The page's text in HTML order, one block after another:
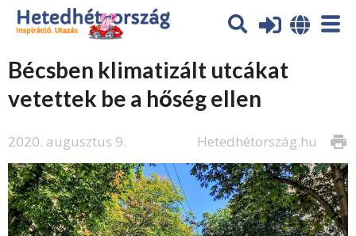
Bécsben klimatizált utcákat
vetettek be a hőség ellen
2020. augusztus 9. print
Hetedhétország.hu